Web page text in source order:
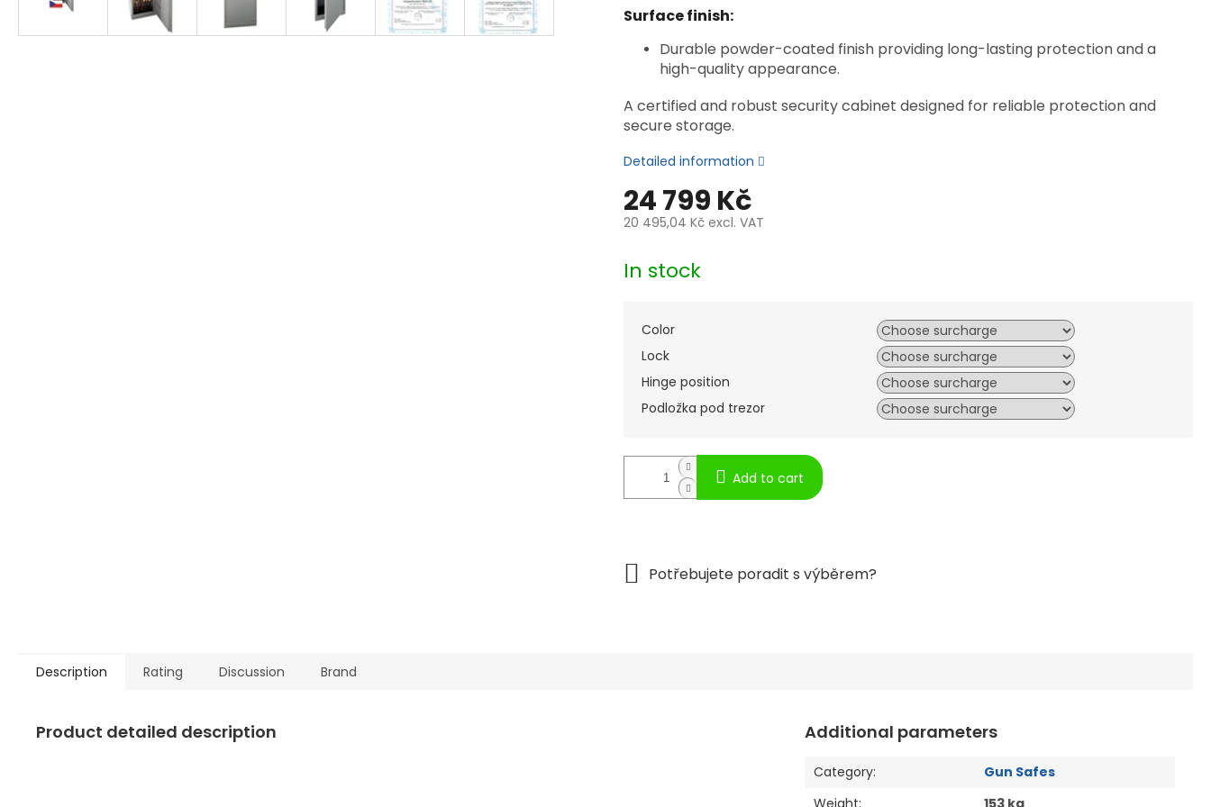
24 799 Kč
20 495,04 Kč excl. VAT
price:
In stock
Color
Lock
Hinge position
Podložka pod trezor
Add to cart
Surface finish:
Durable powder-coated finish providing long-lasting protection and a
high-quality appearance.
A certified and robust security cabinet designed for reliable protection and
secure storage.
Detailed information
Description Rating Discussion Brand
Product detailed description Additional parameters
Category:
Gun Safes